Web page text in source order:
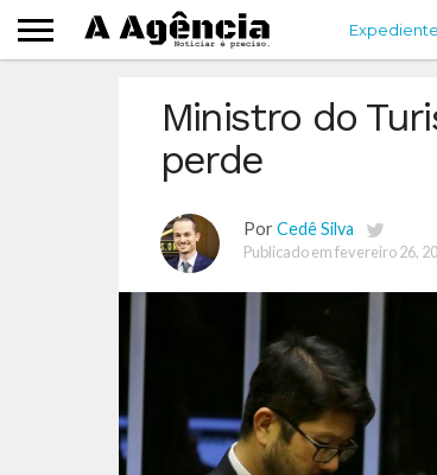
Expediente
Ministro do
perde
Por Cedê Silva
Publicado emfevereiro 26,